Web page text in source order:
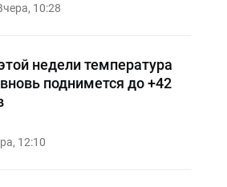
10:28
недели температура
поднимется до +42
12:10